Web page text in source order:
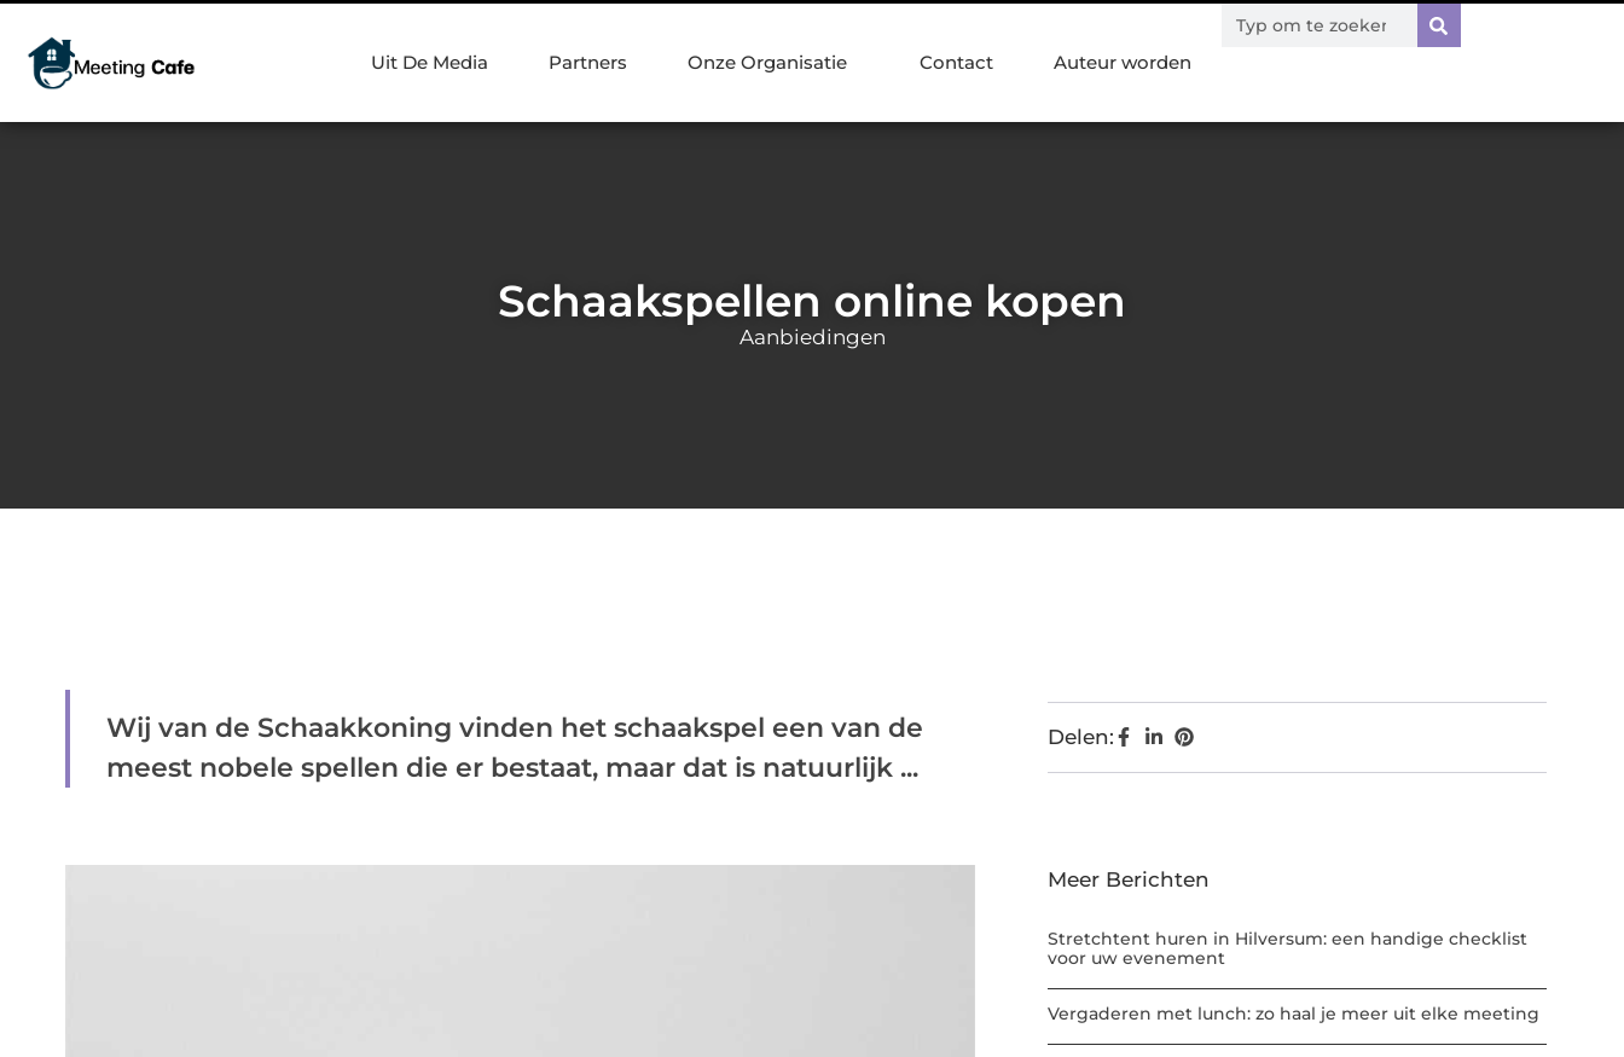
Uit De Media Partners Onze Organisatie Contact Auteur worden
Schaakspellen online kopen
Aanbiedingen
Wij van de Schaakkoning vinden het schaakspel een van de
meest nobele spellen die er bestaat, maar dat is natuurlijk ...
Delen:
Meer Berichten
Stretchtent huren in Hilversum: een handige checklist
voor uw evenement
Vergaderen met lunch: zo haal je meer uit elke meeting